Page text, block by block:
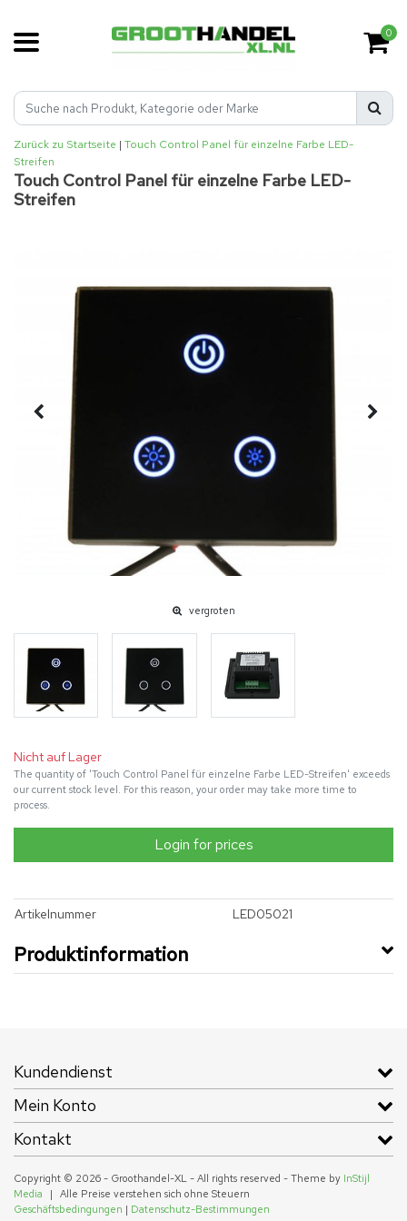
0
Zurück zu Startseite | Touch Control Panel für einzelne Farbe LED-
Streifen
Touch Control Panel für einzelne Farbe LED-
Streifen
vergroten
Nicht auf Lager
The quantity of 'Touch Control Panel für einzelne Farbe LED-Streifen' exceeds
our current stock level. For this reason, your order may take more time to
process.
Login for prices
Artikelnummer LED05021
Produktinformation
Kundendienst
Mein Konto
Kontakt
Copyright © 2026 - Groothandel-XL - All rights reserved - Theme by InStijl
Media
|
Alle Preise verstehen sich ohne Steuern
Geschäftsbedingungen | Datenschutz-Bestimmungen